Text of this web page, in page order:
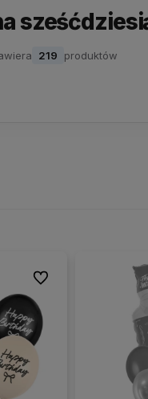
219 produktów
Do ulubionych